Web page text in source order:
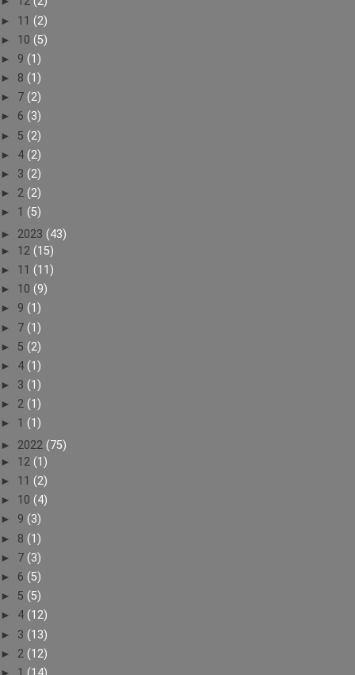
► 11 (2)
► 10 (5)
► 9 (1)
► 8 (1)
► 7 (2)
► 6 (3)
► 5 (2)
► 4 (2)
► 3 (2)
► 2 (2)
► 1 (5)
► 2023 (43)
► 12 (15)
► 11 (11)
► 10 (9)
► 9 (1)
► 7 (1)
► 5 (2)
► 4 (1)
► 3 (1)
► 2 (1)
► 1 (1)
► 2022 (75)
► 12 (1)
► 11 (2)
► 10 (4)
► 9 (3)
► 8 (1)
► 7 (3)
► 6 (5)
► 5 (5)
► 4 (12)
► 3 (13)
► 2 (12)